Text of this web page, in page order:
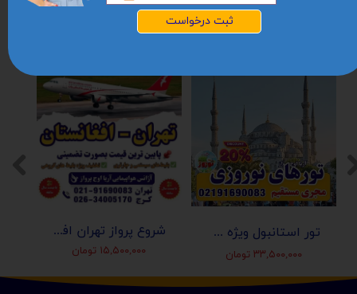
ژست، طبقه 2 ، واحد 6
شروع پرواز تهران افغانستان (کابل-مزارشریف-هرات-قندهار)
۱۵,۵۰۰,۰۰۰ تومان
تور استانبول ویژه عید نوروز 1405 | مجری مستقیم ✈️
۳۳,۵۰۰,۰۰۰ تومان
ثبت درخواست